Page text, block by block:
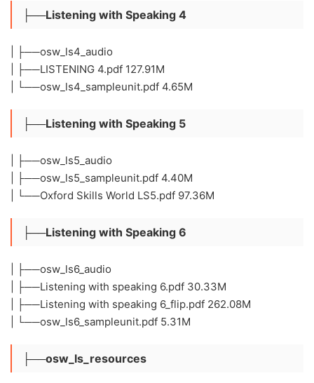
├──Listening with Speaking 4
| ├──osw_ls4_audio
| ├──LISTENING 4.pdf 127.91M
| └──osw_ls4_sampleunit.pdf 4.65M
├──Listening with Speaking 5
| ├──osw_ls5_audio
| ├──osw_ls5_sampleunit.pdf 4.40M
| └──Oxford Skills World LS5.pdf 97.36M
├──Listening with Speaking 6
| ├──osw_ls6_audio
| ├──Listening with speaking 6.pdf 30.33M
| ├──Listening with speaking 6_flip.pdf 262.08M
| └──osw_ls6_sampleunit.pdf 5.31M
├──osw_ls_resources